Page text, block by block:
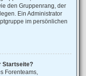
den Gruppenrang, der
Ein Administrator
im persönlichen
Startseite?
Forenteams,